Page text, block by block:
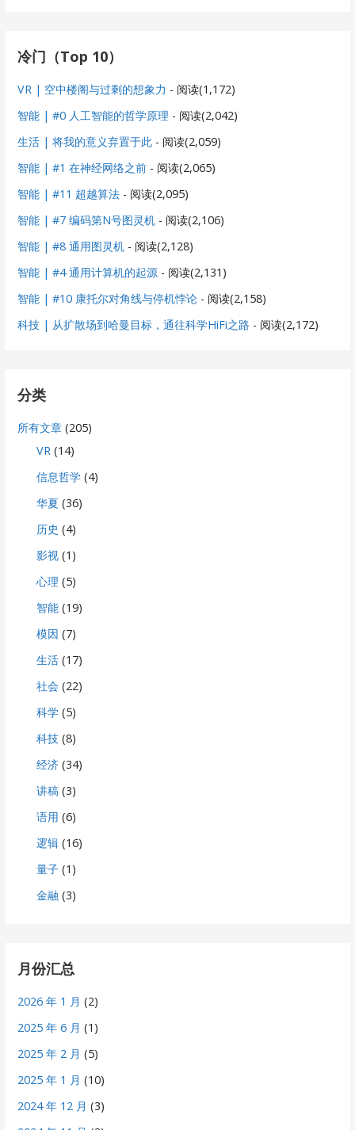
冷门（Top 10）
VR | 空中楼阁与过剩的想象力 - 阅读(1,172)
智能 | #0 人工智能的哲学原理 - 阅读(2,042)
生活 | 将我的意义弃置于此 - 阅读(2,059)
智能 | #1 在神经网络之前 - 阅读(2,065)
智能 | #11 超越算法 - 阅读(2,095)
智能 | #7 编码第N号图灵机 - 阅读(2,106)
智能 | #8 通用图灵机 - 阅读(2,128)
智能 | #4 通用计算机的起源 - 阅读(2,131)
智能 | #10 康托尔对角线与停机悖论 - 阅读(2,158)
科技 | 从扩散场到哈曼目标，通往科学HiFi之路 - 阅读(2,172)
分类
所有文章 (205)
VR (14)
信息哲学 (4)
华夏 (36)
历史 (4)
影视 (1)
心理 (5)
智能 (19)
模因 (7)
生活 (17)
社会 (22)
科学 (5)
科技 (8)
经济 (34)
讲稿 (3)
语用 (6)
逻辑 (16)
量子 (1)
金融 (3)
月份汇总
2026 年 1 月 (2)
2025 年 6 月 (1)
2025 年 2 月 (5)
2025 年 1 月 (10)
2024 年 12 月 (3)